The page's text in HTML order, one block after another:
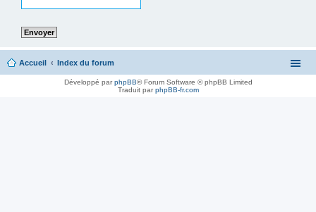
Accueil Index du forum
Développé parphpBB® Forum Software © phpBB Limited
Traduit parphpBB-fr.com